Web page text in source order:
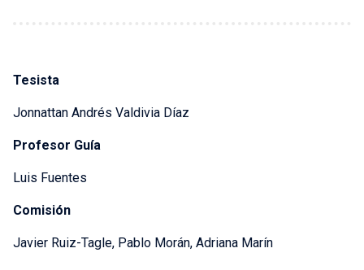
Tesista
Jonnattan Andrés Valdivia Díaz
Profesor Guía
Luis Fuentes
Comisión
Javier Ruiz-Tagle, Pablo Morán, Adriana Marín